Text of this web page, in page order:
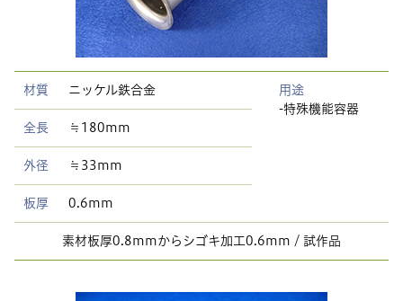
材質 ニッケル鉄合金
全長 ≒180mm
外径 ≒33mm
板厚 0.6mm
用途
-特殊機能容器
素材板厚0.8mmからシゴキ加工0.6mm / 試作品